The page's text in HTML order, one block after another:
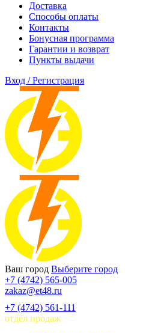
Доставка
Способы оплаты
Контакты
Бонусная программа
Гарантии и возврат
Пункты выдачи
Вход / Регистрация
Ваш город Выберите город
+7 (4742) 565-005
zakaz@et48.ru
+7 (4742) 561-111
отдел продаж